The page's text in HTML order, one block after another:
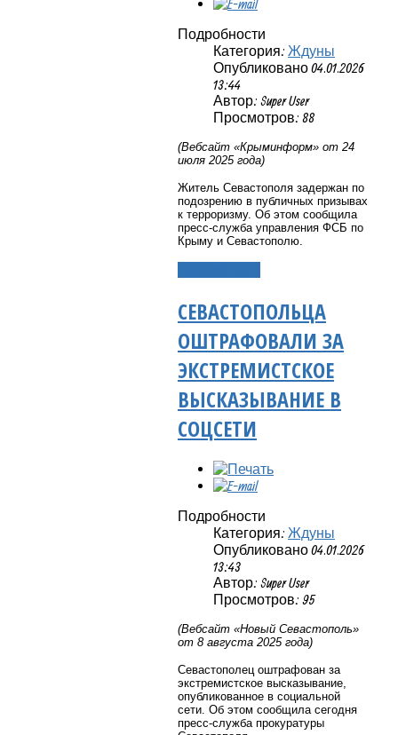
Подробности
Категория: Ждуны
Опубликовано 04.01.2026
13:44
Автор: Super User
Просмотров: 88
(Вебсайт «Крыминформ» от 24
июля 2025 года)
Житель Севастополя задержан по
подозрению в публичных призывах
к терроризму. Об этом сообщила
пресс-служба управления ФСБ по
Крыму и Севастополю.
СЕВАСТОПОЛЬЦА
ОШТРАФОВАЛИ ЗА
ЭКСТРЕМИСТСКОЕ
ВЫСКАЗЫВАНИЕ В
СОЦСЕТИ
Подробности
Категория: Ждуны
Опубликовано 04.01.2026
13:43
Автор: Super User
Просмотров: 95
(Вебсайт «Новый Севастополь»
от 8 августа 2025 года)
Севастополец оштрафован за
экстремистское высказывание,
опубликованное в социальной
сети. Об этом сообщила сегодня
пресс-служба прокуратуры